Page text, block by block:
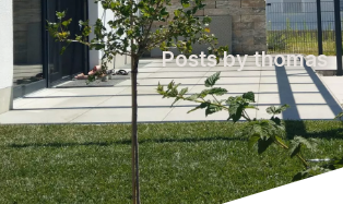
Posts bythomas